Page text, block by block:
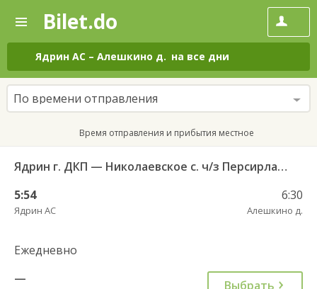
—
Поиск
и
покупка
билетов
на
автобус
онлайн
Bilet.do
Ядрин АС – Алешкино д. на все дни
По времени отправления
Время отправления и прибытия местное
Ядрин г. ДКП — Николаевское с. ч/з Персирланы д. 134
5:54
Ядрин АС
6:30
Алешкино д.
Ежедневно
—
Выбрать